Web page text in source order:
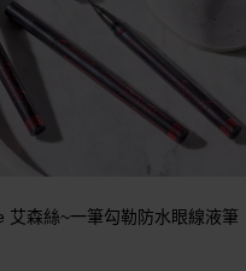
艾森絲~一筆勾勒防水眼線液筆